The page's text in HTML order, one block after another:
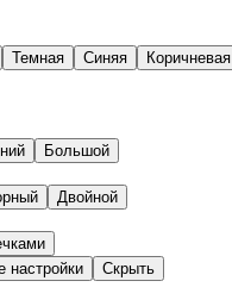
Темная Синяя Коричневая
Большой
Двойной
настройки
Скрыть